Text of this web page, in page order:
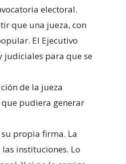
electoral.
que una jueza, con
El Ejecutivo
judiciales para que se
de la jueza
pudiera generar
su propia firma. La
instituciones. Lo